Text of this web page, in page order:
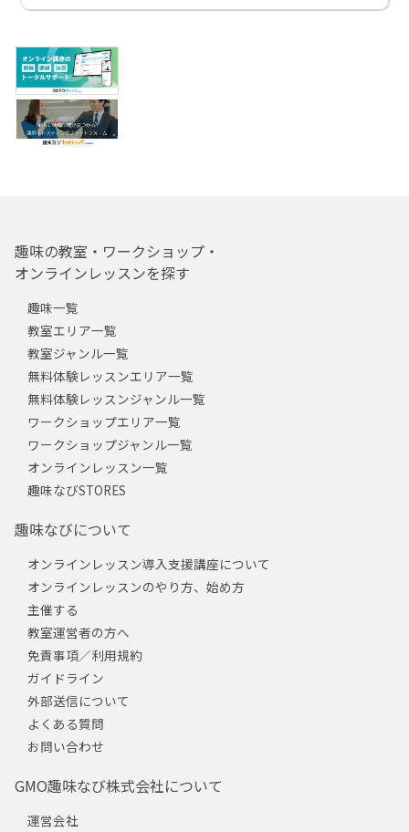
趣味の教室・ワークショップ・
オンラインレッスンを探す
趣味一覧
教室エリア一覧
教室ジャンル一覧
無料体験レッスンエリア一覧
無料体験レッスンジャンル一覧
ワークショップエリア一覧
ワークショップジャンル一覧
オンラインレッスン一覧
趣味なびSTORES
趣味なびについて
オンラインレッスン導入支援講座について
オンラインレッスンのやり方、始め方
主催する
教室運営者の方へ
免責事項／利用規約
ガイドライン
外部送信について
よくある質問
お問い合わせ
GMO趣味なび株式会社について
運営会社